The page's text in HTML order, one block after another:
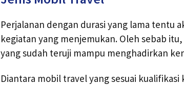
Perjalanan dengan durasi yang lama tentu
kegiatan yang menjemukan. Oleh sebab
yang sudah teruji mampu menghadirkan
Diantara mobil travel yang sesuai